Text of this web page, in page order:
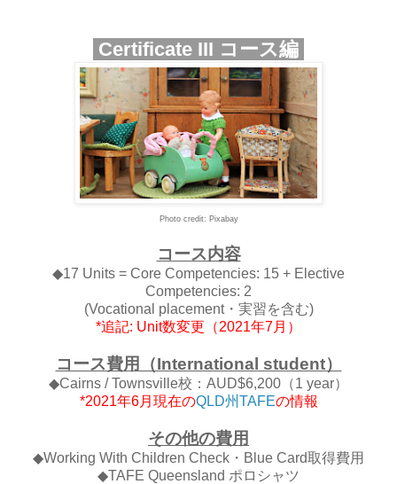
Certificate III コース編
Photo credit: Pixabay
コース内容
◆17 Units = Core Competencies: 15 + Elective
Competencies: 2
(Vocational placement・実習を含む)
*追記: Unit数変更（2021年7月）
コース費用（International student）
◆Cairns / Townsville校： AUD$6,200（1 year）
*2021年6月現在のQLD州TAFEの情報
その他の費用
◆Working With Children Check・Blue Card取得費用
◆TAFE Queensland ポロシャツ